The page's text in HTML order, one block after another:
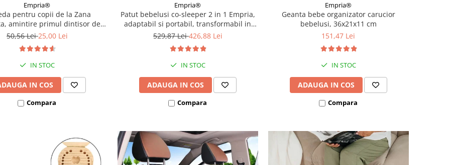
Empria®
pentru copii de la Zana
amintire primul dintisor de
lapte pierdut, Empria
50,56 Lei25,00 Lei
IN STOC
IN COS
Compara
Empria®
Patut bebelusi co-sleeper 2 in 1 Empria,
adaptabil si portabil, transformabil in
bariera pat copii, dimensiune patut 97 ×
cm, reglabil pe inaltime, pliabil
529,87 Lei426,88 Lei
IN STOC
ADAUGA IN COS
Compara
Empria®
Geanta bebe organizator carucior
bebelusi, 36x21x11 cm
151,47 Lei
IN STOC
ADAUGA IN COS
Compara